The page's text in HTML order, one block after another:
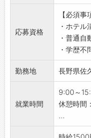
・使用済
・新しい
・ベッ
・客室や
■チェッ
・清掃完
◎2～3名
・うれ
を活かし
ができま
応募資格
【必須事
・ホテ
・普通自
・学歴不
勤務地 長野県佐
就業時間
9:00～
休憩時間
...